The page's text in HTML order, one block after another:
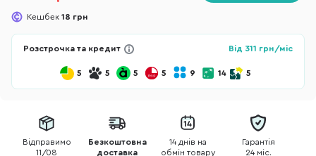
Кешбек 18 грн
Розстрочка та кредит Від 311 грн/міс
5 5 5 5 9 14 5
Відправимо
11/08
Безкоштовна
доставка
14 днів на
обмін товару
Гарантія
24 міс.